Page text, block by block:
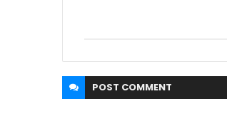
POST COMMENT